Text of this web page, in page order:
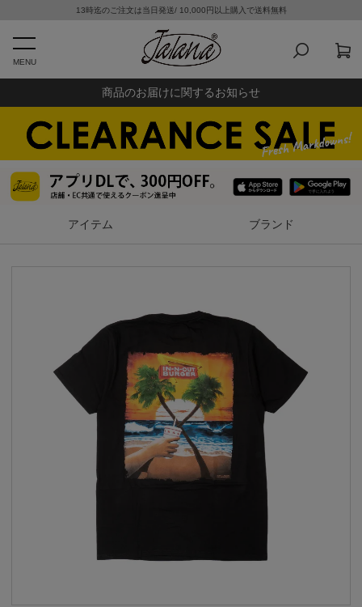
13時迄のご注文は当日発送/ 10,000円以上購入で送料無料
MENU
商品のお届けに関するお知らせ
アイテム ブランド